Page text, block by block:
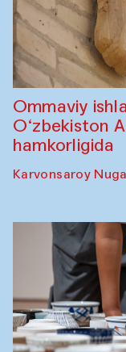
Ommaviy
O‘zbekiston
hamkorligida
Karvonsaroy